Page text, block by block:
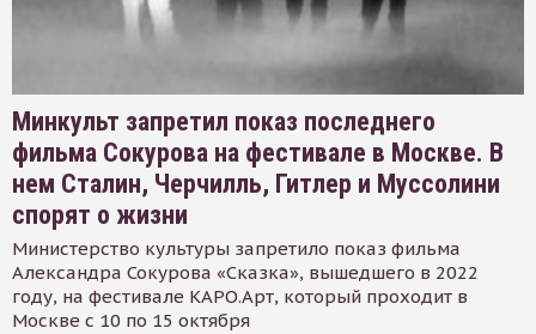
Минкульт запретил показ последнего
фильма Сокурова на фестивале в Москве. В
нем Сталин, Черчилль, Гитлер и Муссолини
спорят о жизни
Министерство культуры запретило показ фильма
Александра Сокурова «Сказка», вышедшего в 2022
году, на фестивале КАРО.Арт, который проходит в
Москве с 10 по 15 октября